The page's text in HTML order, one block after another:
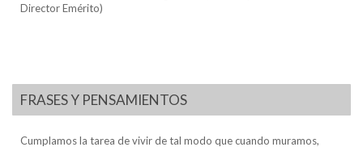
Director Emérito)
FRASES Y PENSAMIENTOS
Cumplamos la tarea de vivir de tal modo que cuando muramos,